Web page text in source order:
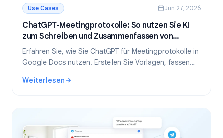
Use Cases Jun 27, 2026
ChatGPT-Meetingprotokolle: So nutzen Sie KI
zum Schreiben und Zusammenfassen von
Meetings
Erfahren Sie, wie Sie ChatGPT für Meetingprotokolle in
Google Docs nutzen. Erstellen Sie Vorlagen, fassen
Aufgaben – alles mit GPT Workspace.
Weiterlesen
: ChatGPT-Meetingprotokolle: So nutzen Sie KI zum